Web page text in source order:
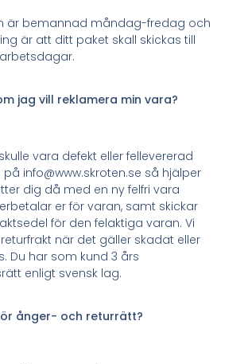
är bemannad måndag-fredag och
är att ditt paket skall skickas till
jag vill reklamera min vara?
vara defekt eller fellevererad
info@www.skroten.se så hjälper
dig då med en ny felfri vara
er för varan, samt skickar
för den felaktiga varan. Vi
när det gäller skadat eller
Du har som kund 3 års
enligt svensk lag.
ånger- och returrätt?